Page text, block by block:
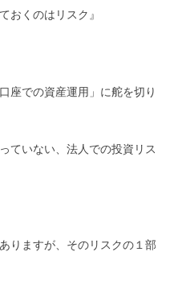
おくのはリスク』
座での資産運用」に舵を切り
ていない、法人での投資リス
りますが、そのリスクの１部